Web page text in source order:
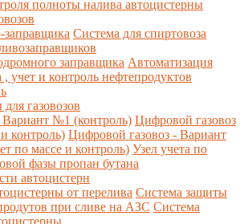
полноты налива автоцистерны
заправщика Система для спиртовоза
заправщика Автоматизация
учет и контроль нефтепродуктов
газовозов
№1 (контроль) Цифровой газовоз
контроль) Цифровой газовоз - Вариант
по массе и контроль) Узел учета по
фазы пропан бутана
автоцистерн
от перелива Система защиты
при сливе на АЗС Система